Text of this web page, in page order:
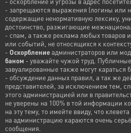
- запрещаются выражения (логины или
содержащие ненормативную лексику,
достоинство, разжигающие
- спам, а также реклама любых товаров
или событий, не относящихся к
- Оскорблениеадминистраторов или
баном - уважайте чужой труд.
завуалированные также могут караться
- обсуждение данных правил, а так же
представителей, за исключением тем,
этого администрацией или в
не уверены на 100% в той информации
на эту тему, то имейте ввиду, что
на администрацию караются очень
сообщения.